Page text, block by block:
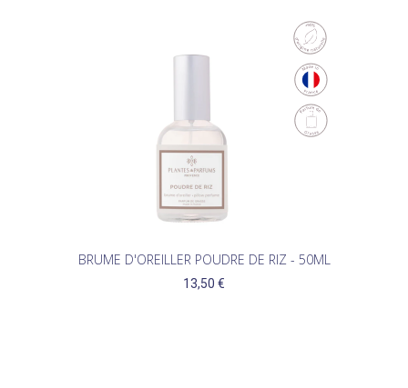
BRUME D'OREILLER POUDRE DE RIZ - 50ML
13,50 €